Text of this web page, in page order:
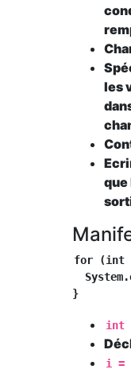
les
que
for (int
int
i =